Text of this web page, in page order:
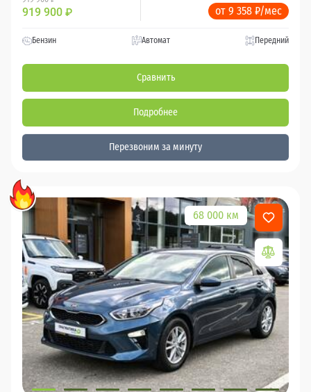
919 900 ₽ от 9 358 ₽/мес
Бензин Автомат Передний
Сравнить
Подробнее
Перезвоним за минуту
68 000 км